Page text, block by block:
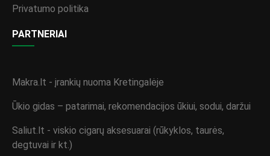
Privatumo politika
PARTNERIAI
Makra.lt - įrankių nuoma Kretingalėje
Ūkio gidas – patarimai, rekomendacijos ūkiui, sodui, daržui
Saliut.lt - viskio cigarų aksesuarai (rūkyklos, taurės,
degtuvai ir kt.)